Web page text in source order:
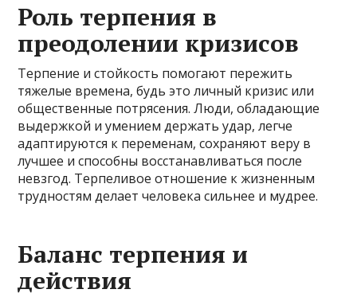
Роль терпения в
преодолении кризисов
Терпение и стойкость помогают пережить
тяжелые времена, будь это личный кризис или
общественные потрясения. Люди, обладающие
выдержкой и умением держать удар, легче
адаптируются к переменам, сохраняют веру в
лучшее и способны восстанавливаться после
невзгод. Терпеливое отношение к жизненным
трудностям делает человека сильнее и мудрее.
Баланс терпения и
действия